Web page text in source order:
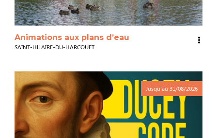
Animations aux plans d’eau
SAINT-HILAIRE-DU-HARCOUET
Jusqu'au 31/08/2026